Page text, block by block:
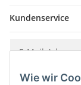
Kundenservice
Bitte senden Sie mir
Wie wir